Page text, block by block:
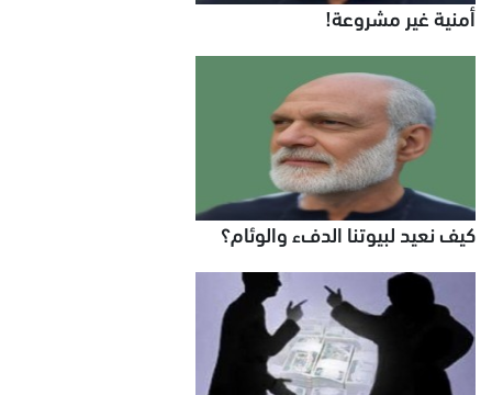
أمنية غير مشروعة!
كيف‭ ‬نعيد‭ ‬لبيوتنا‭ ‬الدفء‭ ‬والوئام؟